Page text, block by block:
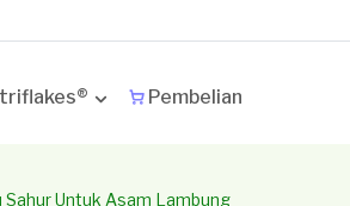
Pembelian
Sahur Untuk Asam Lambung